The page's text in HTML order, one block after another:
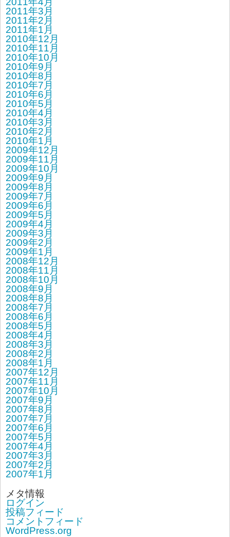
2011年3月
2011年2月
2011年1月
2010年12月
2010年11月
2010年10月
2010年9月
2010年8月
2010年7月
2010年6月
2010年5月
2010年4月
2010年3月
2010年2月
2010年1月
2009年12月
2009年11月
2009年10月
2009年9月
2009年8月
2009年7月
2009年6月
2009年5月
2009年4月
2009年3月
2009年2月
2009年1月
2008年12月
2008年11月
2008年10月
2008年9月
2008年8月
2008年7月
2008年6月
2008年5月
2008年4月
2008年3月
2008年2月
2008年1月
2007年12月
2007年11月
2007年10月
2007年9月
2007年8月
2007年7月
2007年6月
2007年5月
2007年4月
2007年3月
2007年2月
2007年1月
メタ情報
ログイン
投稿フィード
コメントフィード
WordPress.org